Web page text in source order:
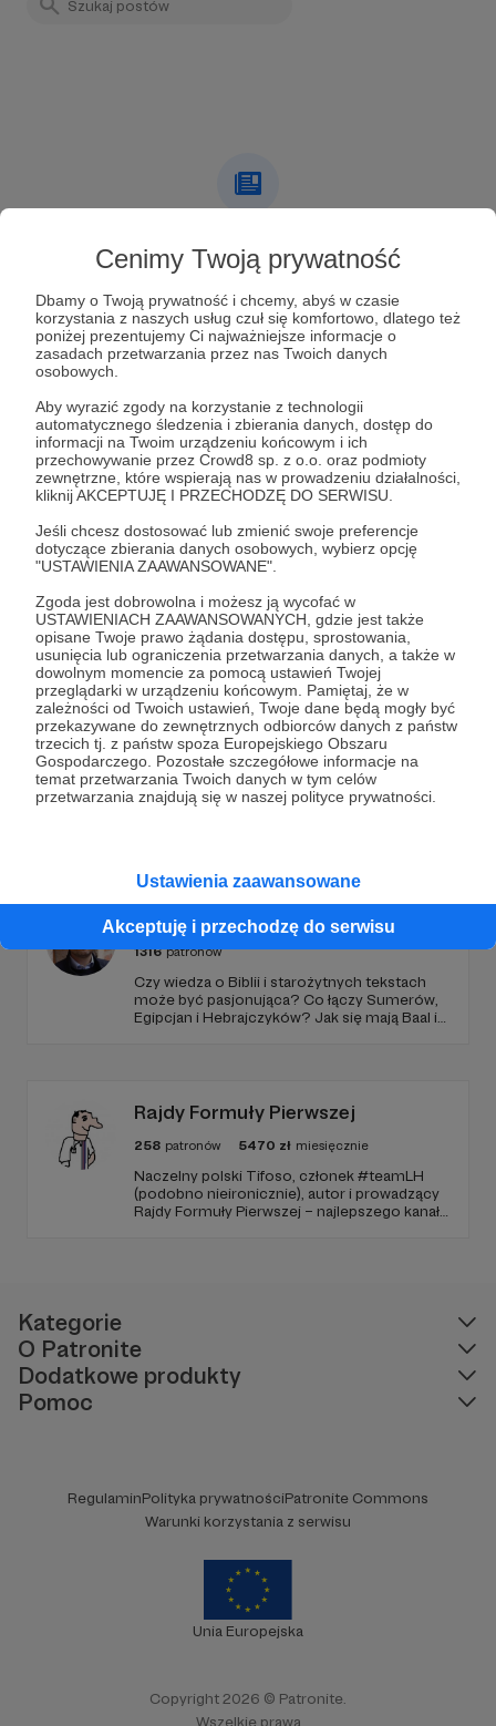
Cenimy Twoją prywatność
Dbamy o Twoją prywatność i chcemy, abyś w czasie
korzystania z naszych usług czuł się komfortowo, dlatego też
poniżej prezentujemy Ci najważniejsze informacje o
zasadach przetwarzania przez nas Twoich danych
osobowych.
Aby wyrazić zgody na korzystanie z technologii
automatycznego śledzenia i zbierania danych, dostęp do
informacji na Twoim urządzeniu końcowym i ich
przechowywanie przez Crowd8 sp. z o.o. oraz podmioty
zewnętrzne, które wspierają nas w prowadzeniu działalności,
kliknij AKCEPTUJĘ I PRZECHODZĘ DO SERWISU.
Jeśli chcesz dostosować lub zmienić swoje preferencje
dotyczące zbierania danych osobowych, wybierz opcję
"USTAWIENIA ZAAWANSOWANE".
Zgoda jest dobrowolna i możesz ją wycofać w
USTAWIENIACH ZAAWANSOWANYCH, gdzie jest także
opisane Twoje prawo żądania dostępu, sprostowania,
usunięcia lub ograniczenia przetwarzania danych, a także w
dowolnym momencie za pomocą ustawień Twojej
przeglądarki w urządzeniu końcowym. Pamiętaj, że w
zależności od Twoich ustawień, Twoje dane będą mogły być
przekazywane do zewnętrznych odbiorców danych z państw
trzecich tj. z państw spoza Europejskiego Obszaru
Gospodarczego. Pozostałe szczegółowe informacje na
temat przetwarzania Twoich danych w tym celów
przetwarzania znajdują się w naszej polityce prywatności.
Ustawienia zaawansowane
Akceptuję i przechodzę do serwisu
Lista postów jest pusta
Autor nie dodał jeszcze żadnych postów
Dołącz do grona Patronów!
Wesprzyj działalność AutoraPrzedwczorajjuż teraz!
Zostań Patronem
Marcin Majewski
1316 patronów
Czy wiedza o Biblii i starożytnych tekstach
może być pasjonująca? Co łączy Sumerów,
Egipcjan i Hebrajczyków? Jak się mają Baal i
Rajdy Formuły Pierwszej
258 patronów 5470 zł miesięcznie
Naczelny polski Tifoso, członek #teamLH
(podobno nieironicznie), autor i prowadzący
Rajdy Formuły Pierwszej – najlepszego kanału
Kategorie
O Patronite
Dodatkowe produkty
Pomoc
RegulaminPolityka prywatnościPatronite Commons
Warunki korzystania z serwisu
Unia Europejska
Copyright 2026 © Patronite.
Wszelkie prawa